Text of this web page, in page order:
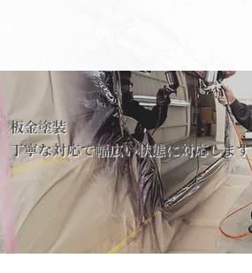
板金塗装
丁寧な対応で幅広い状態に対応します